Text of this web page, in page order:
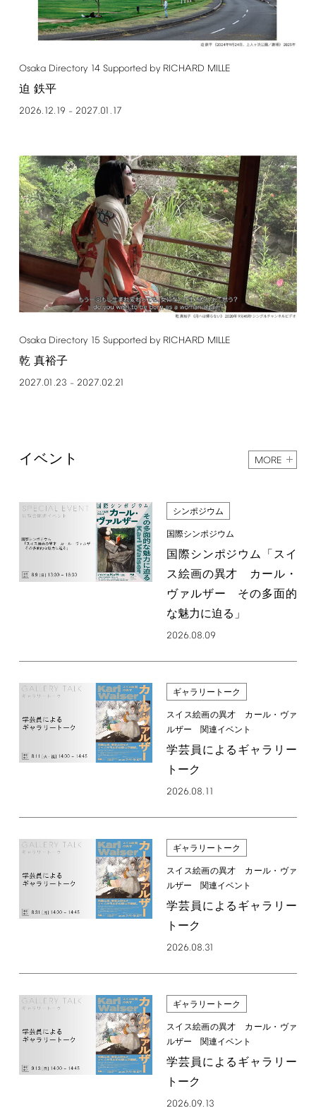
Osaka Directory 14 Supported by RICHARD MILLE
迫 鉄平
2026.12.19 – 2027.01.17
Osaka Directory 15 Supported by RICHARD MILLE
乾 真裕子
2027.01.23 – 2027.02.21
イベント MORE
シンポジウム
国際シンポジウム
国際シンポジウム「スイ
ス絵画の異才 カール・
ヴァルザー その多面的
な魅力に迫る」
2026.08.09
ギャラリートーク
スイス絵画の異才 カール・ヴァ
ルザー 関連イベント
学芸員によるギャラリー
トーク
2026.08.11
ギャラリートーク
スイス絵画の異才 カール・ヴァ
ルザー 関連イベント
学芸員によるギャラリー
トーク
2026.08.31
ギャラリートーク
スイス絵画の異才 カール・ヴァ
ルザー 関連イベント
学芸員によるギャラリー
トーク
2026.09.13